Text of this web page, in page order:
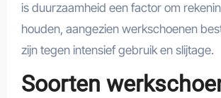
is duurzaamheid een factor om
houden, aangezien werkschoenen
zijn tegen intensief gebruik en slijtage.
Soorten